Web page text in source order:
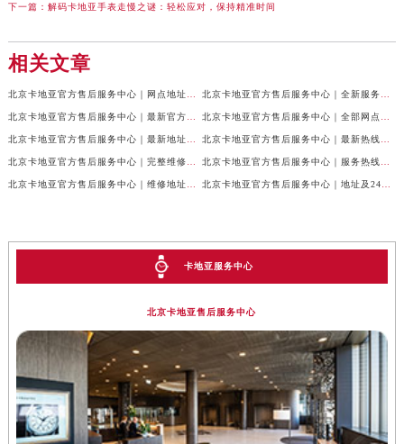
下一篇： 解码卡地亚手表走慢之谜：轻松应对，保持精准时间
相关文章
卡地亚服务中心
北京卡地亚售后服务中心